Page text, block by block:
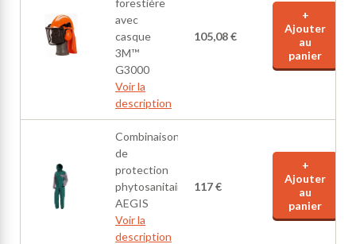
forestière
avec
casque
3M™
G3000
Voir la
description
105,08 €
+
Ajouter
au
panier
Combinaison
de
protection
phytosanitaire
AEGIS
Voir la
description
117 €
+
Ajouter
au
panier